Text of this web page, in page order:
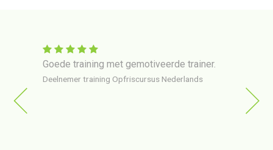
Goede training met gemotiveerde trainer.
Deelnemer training Opfriscursus Nederlands
erg